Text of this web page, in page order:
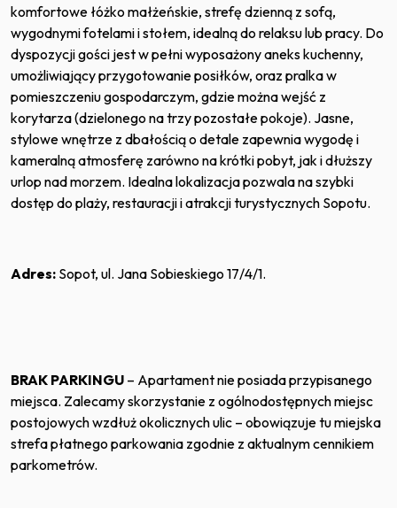
komfortowe łóżko małżeńskie, strefę dzienną z sofą,
wygodnymi fotelami i stołem, idealną do relaksu lub pracy. Do
dyspozycji gości jest w pełni wyposażony aneks kuchenny,
umożliwiający przygotowanie posiłków, oraz pralka w
pomieszczeniu gospodarczym, gdzie można wejść z
korytarza (dzielonego na trzy pozostałe pokoje). Jasne,
stylowe wnętrze z dbałością o detale zapewnia wygodę i
kameralną atmosferę zarówno na krótki pobyt, jak i dłuższy
urlop nad morzem. Idealna lokalizacja pozwala na szybki
dostęp do plaży, restauracji i atrakcji turystycznych Sopotu.
Adres: Sopot, ul. Jana Sobieskiego 17/4/1.
BRAK PARKINGU – Apartament nie posiada przypisanego
miejsca. Zalecamy skorzystanie z ogólnodostępnych miejsc
postojowych wzdłuż okolicznych ulic – obowiązuje tu miejska
strefa płatnego parkowania zgodnie z aktualnym cennikiem
parkometrów.